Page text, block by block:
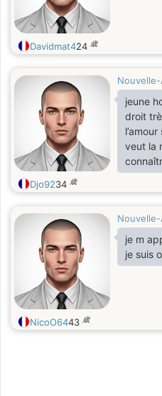
Davidmat424 歳
jeune
droit
veut la
Djo9234 歳
je m
je suis
NicoO6443 歳